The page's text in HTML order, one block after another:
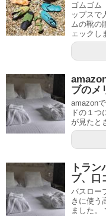
ゴムゴム
ップスで
ムの靴の
ェックし
ブのメ
amazon
ドの１つ
が見たと
トラ
ブ、口
バスロー
きに使う
ました。